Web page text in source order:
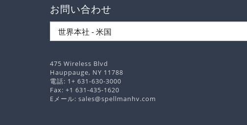
お問い合わせ
475 Wireless Blvd
Hauppauge, NY 11788
電話: 1+ 631-630-3000
Fax: +1 631-435-1620
Eメール: sales@spellmanhv.com